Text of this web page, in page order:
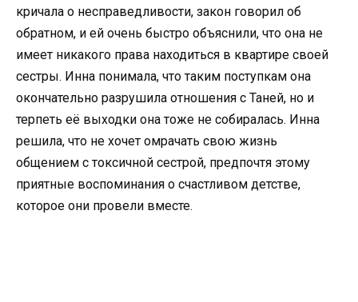
кричала о несправедливости, закон говорил об
обратном, и ей очень быстро объяснили, что она не
имеет никакого права находиться в квартире своей
сестры. Инна понимала, что таким поступкам она
окончательно разрушила отношения с Таней, но и
терпеть её выходки она тоже не собиралась. Инна
решила, что не хочет омрачать свою жизнь
общением с токсичной сестрой, предпочтя этому
приятные воспоминания о счастливом детстве,
которое они провели вместе.